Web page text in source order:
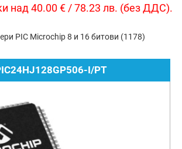
над 40.00 € / 78.23 лв. (без ДДС).
PIC Microchip 8 и 16 битови (1178)
I/PT